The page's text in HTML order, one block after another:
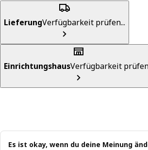
LieferungVerfügbarkeit prüfen...
EinrichtungshausVerfügbarkeit
Es ist okay, wenn du deine Meinung